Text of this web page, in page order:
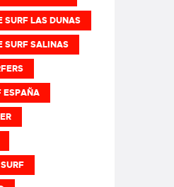
SURF LAS DUNAS
SURF SALINAS
ESPAÑA